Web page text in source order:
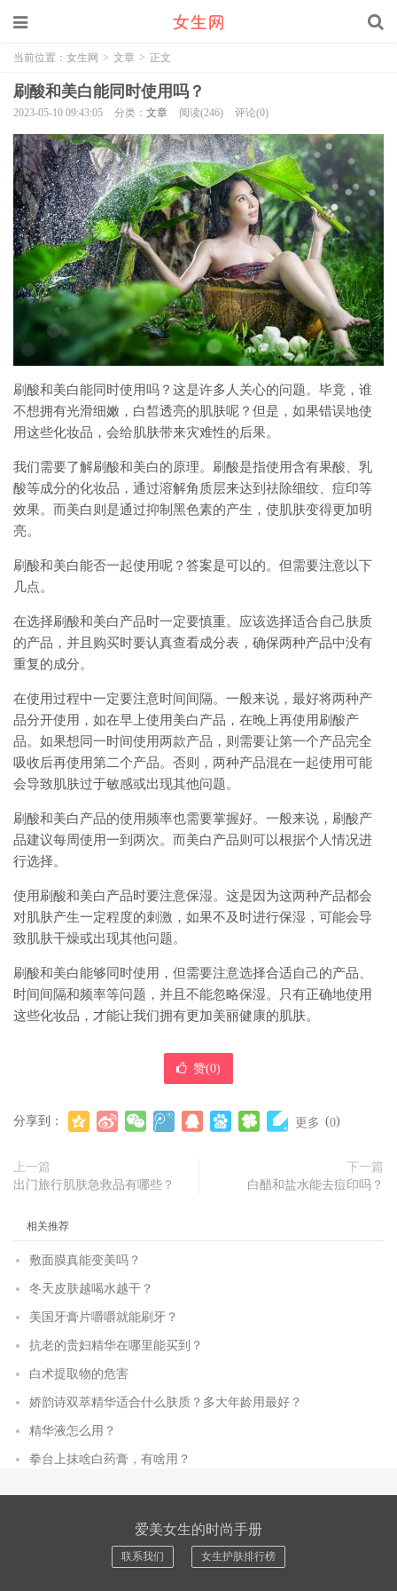
当前位置： 女生网 > 文章 > 正文
刷酸和美白能同时使用吗？
2023-05-10 09:43:05 分类： 文章 阅读(246) 评论(0)
刷酸和美白能同时使用吗？这是许多人关心的问题。毕竟，谁
不想拥有光滑细嫩，白皙透亮的肌肤呢？但是，如果错误地使
用这些化妆品，会给肌肤带来灾难性的后果。
我们需要了解刷酸和美白的原理。刷酸是指使用含有果酸、乳
酸等成分的化妆品，通过溶解角质层来达到祛除细纹、痘印等
效果。而美白则是通过抑制黑色素的产生，使肌肤变得更加明
亮。
刷酸和美白能否一起使用呢？答案是可以的。但需要注意以下
几点。
在选择刷酸和美白产品时一定要慎重。应该选择适合自己肤质
的产品，并且购买时要认真查看成分表，确保两种产品中没有
重复的成分。
在使用过程中一定要注意时间间隔。一般来说，最好将两种产
品分开使用，如在早上使用美白产品，在晚上再使用刷酸产
品。如果想同一时间使用两款产品，则需要让第一个产品完全
吸收后再使用第二个产品。否则，两种产品混在一起使用可能
会导致肌肤过于敏感或出现其他问题。
刷酸和美白产品的使用频率也需要掌握好。一般来说，刷酸产
品建议每周使用一到两次。而美白产品则可以根据个人情况进
行选择。
使用刷酸和美白产品时要注意保湿。这是因为这两种产品都会
对肌肤产生一定程度的刺激，如果不及时进行保湿，可能会导
致肌肤干燥或出现其他问题。
刷酸和美白能够同时使用，但需要注意选择合适自己的产品、
时间间隔和频率等问题，并且不能忽略保湿。只有正确地使用
这些化妆品，才能让我们拥有更加美丽健康的肌肤。
赞(0)
分享到： 更多 (0)
上一篇
出门旅行肌肤急救品有哪些？
下一篇
白醋和盐水能去痘印吗？
相关推荐
敷面膜真能变美吗？
冬天皮肤越喝水越干？
美国牙膏片嚼嚼就能刷牙？
抗老的贵妇精华在哪里能买到？
白术提取物的危害
娇韵诗双萃精华适合什么肤质？多大年龄用最好？
精华液怎么用？
拳台上抹啥白药膏，有啥用？
爱美女生的时尚手册
联系我们 女生护肤排行榜